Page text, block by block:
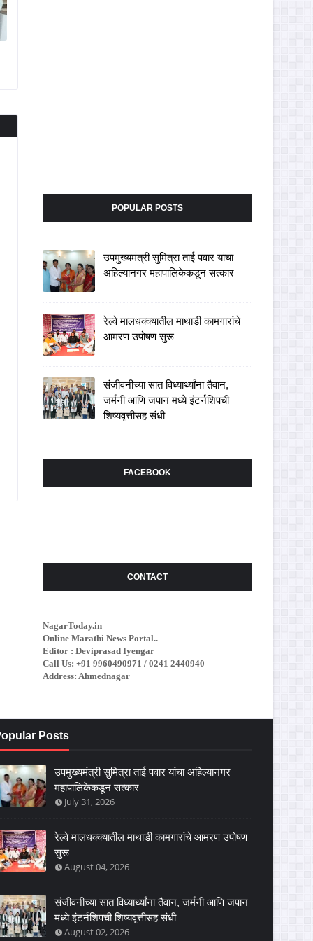
POPULAR POSTS
उपमुख्यमंत्री सुमित्रा ताई पवार यांचा
अहिल्यानगर महापालिकेकडून सत्कार
रेल्वे मालधक्क्यातील माथाडी कामगारांचे
आमरण उपोषण सुरू
संजीवनीच्या सात विध्यार्थ्यांना तैवान,
जर्मनी आणि जपान मध्ये इंटर्नशिपची
शिष्यवृत्तीसह संधी
FACEBOOK
CONTACT
NagarToday.in
Online Marathi News Portal..
Editor : Deviprasad Iyengar
Call Us: +91 9960490971 / 0241 2440940
Address: Ahmednagar
Posts
उपमुख्यमंत्री सुमित्रा ताई पवार यांचा अहिल्यानगर
महापालिकेकडून सत्कार
July 31, 2026
रेल्वे मालधक्क्यातील माथाडी कामगारांचे आमरण उपोषण
सुरू
August 04, 2026
संजीवनीच्या सात विध्यार्थ्यांना तैवान, जर्मनी आणि जपान
मध्ये इंटर्नशिपची शिष्यवृत्तीसह संधी
August 02, 2026